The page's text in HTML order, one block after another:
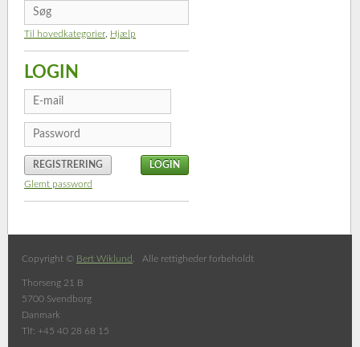
Til hovedkategorier Hjælp
LOGIN
REGISTRERING
Glemt password
Copyright © Bert Wiklund . Alle rettigheder forbeholdt
Thorseng 21 B
5700 Svendborg
Danmark
Tlf: +45 40 28 68 15